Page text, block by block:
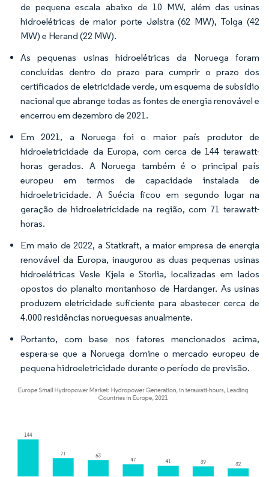
de pequena escala abaixo de 10 MW, além das usinas
hidroelétricas de maior porte Jølstra (62 MW), Tolga (42
MW) e Herand (22 MW).
As pequenas usinas hidroelétricas da Noruega foram
concluídas dentro do prazo para cumprir o prazo dos
certificados de eletricidade verde, um esquema de subsídio
nacional que abrange todas as fontes de energia renovável e
encerrou em dezembro de 2021.
Em 2021, a Noruega foi o maior país produtor de
hidroeletricidade da Europa, com cerca de 144 terawatt-
horas gerados. A Noruega também é o principal país
europeu em termos de capacidade instalada de
hidroeletricidade. A Suécia ficou em segundo lugar na
geração de hidroeletricidade na região, com 71 terawatt-
horas.
Em maio de 2022, a Statkraft, a maior empresa de energia
renovável da Europa, inaugurou as duas pequenas usinas
hidroelétricas Vesle Kjela e Storlia, localizadas em lados
opostos do planalto montanhoso de Hardanger. As usinas
produzem eletricidade suficiente para abastecer cerca de
4.000 residências norueguesas anualmente.
Portanto, com base nos fatores mencionados acima,
espera-se que a Noruega domine o mercado europeu de
pequena hidroeletricidade durante o período de previsão.